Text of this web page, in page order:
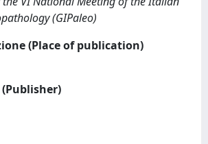
(GIPaleo)
(Place of publication)